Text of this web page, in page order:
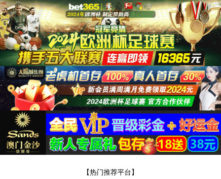
网络繁忙，请关闭后再尝试刷新。
6秒后自动回到首页
可能的原因：
网络繁忙或者本地网络不佳
你点击的某个链接已过期
回到网站首页>